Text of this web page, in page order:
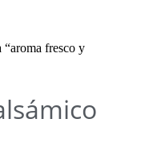
“aroma fresco y